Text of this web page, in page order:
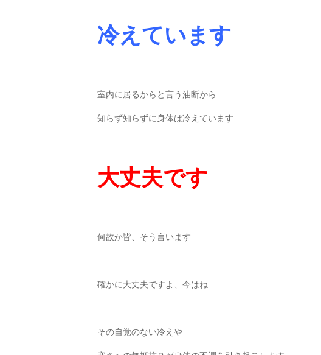
冷えています
室内に居るからと言う油断から
知らず知らずに身体は冷えています
大丈夫です
何故か皆、そう言います
確かに大丈夫ですよ、今はね
その自覚のない冷えや